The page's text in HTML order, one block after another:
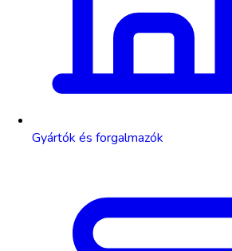
Gyártók és forgalmazók